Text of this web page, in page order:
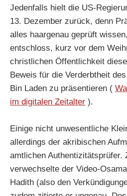
Jedenfalls hielt die US-
13. Dezember zurück, denn
alles haargenau geprüft
entschloss, kurz vor dem
christlichen Öffentlichkeit
Beweis für die Verderbtheit
Bin Laden zu präsentieren (
im digitalen Zeitalter ).
Einige nicht unwesentliche
allerdings der akribischen
amtlichen Authentizitätsprüfer.
verwechselte der Video-
Hadith (also den